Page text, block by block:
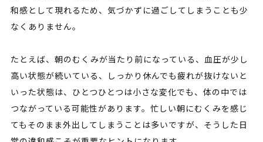
和感として現れるため、気づかずに過ごしてしまうことも少
なくありません。
たとえば、朝のむくみが当たり前になっている、血圧が少し
高い状態が続いている、しっかり休んでも疲れが抜けないと
いった状態は、ひとつひとつは小さな変化でも、体の中では
つながっている可能性があります。忙しい朝にむくみを感じ
てもそのまま外出してしまうことは多いですが、そうした日